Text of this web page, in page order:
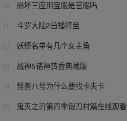
10 崩坏三应用宝服是官服吗
斗罗大陆2首播将至
12 妖怪名单有几个女主角
13 战神5诸神黄昏典藏版
14 怪兽八号为什么要找卡夫卡
15 鬼灭之刃第四季锻刀村篇在线观看